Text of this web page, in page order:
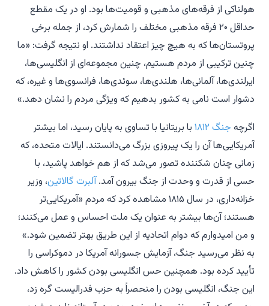
هولناکی از فرقه‌های مذهبی و قومیت‌ها بود. او در یک مقطع
حداقل ۲۰ فرقه مذهبی مختلف را شمارش کرد، از جمله برخی
پروتستان‌ها که به هیچ چیز اعتقاد نداشتند. او نتیجه گرفت: «ما
چنین ترکیبی از مردم هستیم، چنین مجموعه‌ای از انگلیسی‌ها،
ایرلندی‌ها، آلمانی‌ها، هلندی‌ها، سوئدی‌ها، فرانسوی‌ها و غیره، که
دشوار است نامی به کشور بدهیم که ویژگی مردم را نشان دهد.»
اگرچه جنگ ۱۸۱۲
با بریتانیا با تساوی به پایان رسید، اما بیشتر
آمریکایی‌ها آن را یک پیروزی بزرگ می‌دانستند. ایالات متحده، که
زمانی چنان شکننده تصور می‌شد که از هم خواهد پاشید، با
حسی از قدرت و وحدت از جنگ بیرون آمد.آلبرت گالاتین، وزیر
خزانه‌داری، در سال ۱۸۱۵ مشاهده کرد که مردم «آمریکایی‌تر
هستند؛ آن‌ها بیشتر به عنوان یک ملت احساس و عمل می‌کنند؛
و من امیدوارم که دوام اتحادیه از این طریق بهتر تضمین شود.»
به نظر می‌رسید جنگ، آزمایش جسورانه آمریکا در دموکراسی را
تأیید کرده بود. همچنین حس انگلیسی بودن کشور را کاهش داد.
این جنگ، انگلیسی بودن را منحصراً به حزب فدرالیست گره زد،